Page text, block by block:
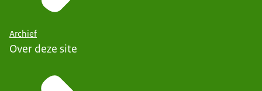
Archief
Over deze site